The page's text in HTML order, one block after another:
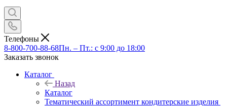
Телефоны
8-800-700-88-68Пн. – Пт.: с 9:00 до 18:00
Заказать звонок
Каталог
Назад
Каталог
Тематический ассортимент кондитерские изделия